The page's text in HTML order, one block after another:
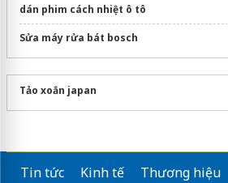
dán phim cách nhiệt ô tô
Sửa máy rửa bát bosch
Tảo xoắn japan
Tin tức Kinh tế Thương hiệu